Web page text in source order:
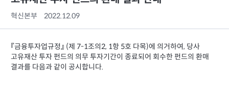
혁신본부 2022.12.09
『금융투자업규정』 (제 7-1조의2, 1항 5호 다목)에 의거하여, 당사
고유재산 투자 펀드의 의무 투자기간이 종료되어 회수한 펀드의 환매
결과를 다음과 같이 공시합니다.